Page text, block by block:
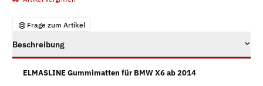
Frage zum Artikel
Beschreibung
ELMASLINE Gummimatten für BMW X6 ab 2014